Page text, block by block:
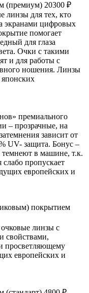
(премиум) 20300 ₽
линзы для тех, кто
экранами цифровых
помогает
для глаза
Очки с такими
и для работы с
ношения. Линзы
премиального
– прозрачные, на
зависит от
UV- защита. Бонус –
темнеют в машине, т.к.
слабо пропускает
европейских и
покрытием
линзы с
свойствами,
просветляющему
европейских и